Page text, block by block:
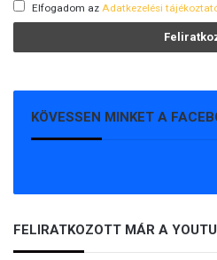
Elfogadom az Adatkezelési
KÖVESSEN MINKET A
FELIRATKOZOTT MÁR A